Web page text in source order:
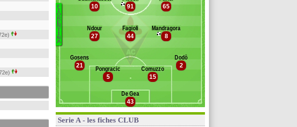
72e)
72e)
Lykogiannis
Immobile
Pessina
Skorupski
Banc des remplaçants Fiorentina
Kospo
Fazzini
Ranieri
Brescianini
Christensen
F
I
O
R
E
N
T
I
N
A
43
De Gea
15
Comuzzo
5
Pongracic 2
Dodô
21
Gosens
8
Mandragora
44
Fagioli
27
Ndour
65
91
10
Serie A - les fiches CLUB